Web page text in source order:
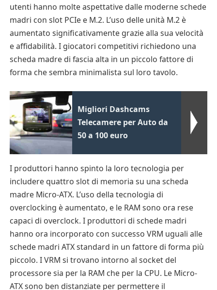
utenti hanno molte aspettative dalle moderne schede
madri con slot PCIe e M.2. L’uso delle unità M.2 è
aumentato significativamente grazie alla sua velocità
e affidabilità. I giocatori competitivi richiedono una
scheda madre di fascia alta in un piccolo fattore di
forma che sembra minimalista sul loro tavolo.
Migliori Dashcams
Telecamere per Auto da
50 a 100 euro
I produttori hanno spinto la loro tecnologia per
includere quattro slot di memoria su una scheda
madre Micro-ATX. L’uso della tecnologia di
overclocking è aumentato, e le RAM sono ora rese
capaci di overclock. I produttori di schede madri
hanno ora incorporato con successo VRM uguali alle
schede madri ATX standard in un fattore di forma più
piccolo. I VRM si trovano intorno al socket del
processore sia per la RAM che per la CPU. Le Micro-
ATX sono ben distanziate per permettere il